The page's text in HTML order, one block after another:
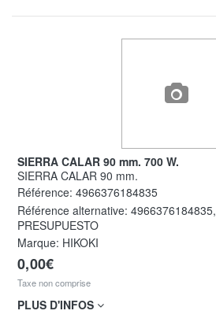
SIERRA CALAR 90 mm. 700 W.
SIERRA CALAR 90 mm.
Référence: 4966376184835
Référence alternative: 4966376184835,
PRESUPUESTO
Marque: HIKOKI
0,00€
Taxe non comprise
PLUS D'INFOS